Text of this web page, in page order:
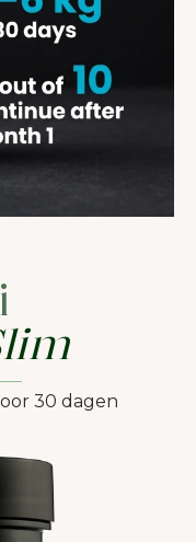
30 dagen